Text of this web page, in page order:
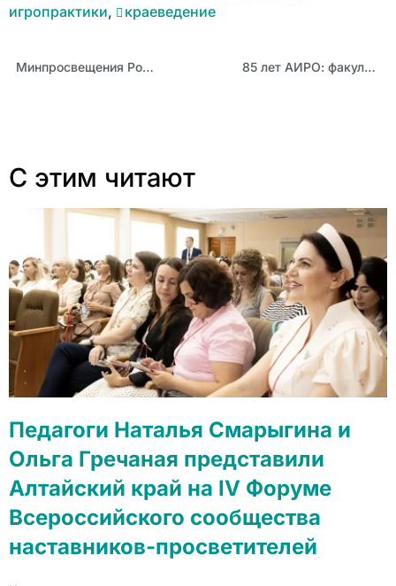
игропрактики, краеведение
Минпросвещения России готовит единый учебник по информатике, в котором будут отражены отечественные инновации в сфере цифровых технологий 85 лет АИРО: факультет управления развитием образования
С этим читают
Педагоги Наталья Смарыгина и
Ольга Гречаная представили
Алтайский край на IV Форуме
Всероссийского сообщества
наставников-просветителей